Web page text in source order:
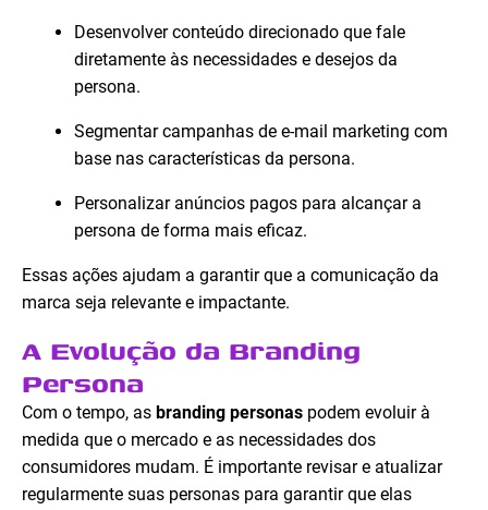
Desenvolver conteúdo direcionado que fale
diretamente às necessidades e desejos da
persona.
Segmentar campanhas de e-mail marketing com
base nas características da persona.
Personalizar anúncios pagos para alcançar a
persona de forma mais eficaz.
Essas ações ajudam a garantir que a comunicação da
marca seja relevante e impactante.
A Evolução da Branding
Persona
Com o tempo, as branding personas podem evoluir à
medida que o mercado e as necessidades dos
consumidores mudam. É importante revisar e atualizar
regularmente suas personas para garantir que elas